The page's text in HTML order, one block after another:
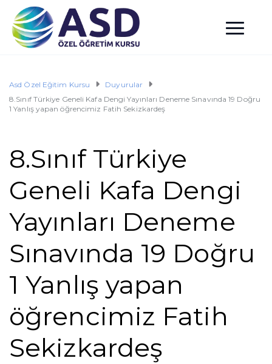
Asd Özel Eğitim Kursu
Duyurular
8.Sınıf Türkiye Geneli Kafa Dengi Yayınları Deneme Sınavında 19 Doğru
1 Yanlış yapan öğrencimiz Fatih Sekizkardeş
8.Sınıf Türkiye
Geneli Kafa Dengi
Yayınları Deneme
Sınavında 19 Doğru
1 Yanlış yapan
öğrencimiz Fatih
Sekizkardeş